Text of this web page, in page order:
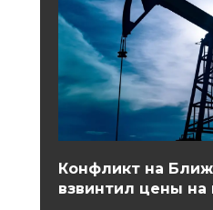
Конфликт на
взвинтил цены на